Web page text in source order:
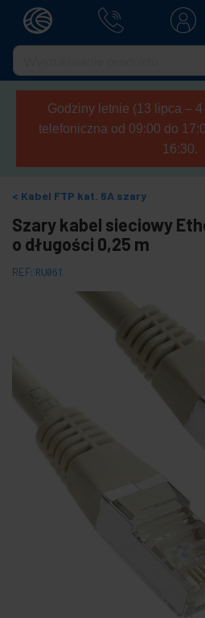
Godziny letnie (13 lipca – 4
telefoniczna od 09:00 do
16:30.
Kabel FTP kat. 6A szary
Szary kabel sieciowy
o długości 0,25 m
REF: RU061